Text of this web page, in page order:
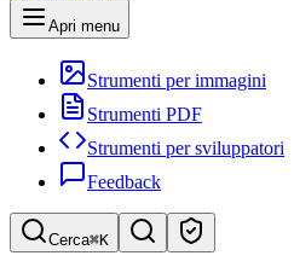
Apri menu
Strumenti per immagini
Strumenti PDF
Strumenti per sviluppatori
Feedback
Cerca⌘K